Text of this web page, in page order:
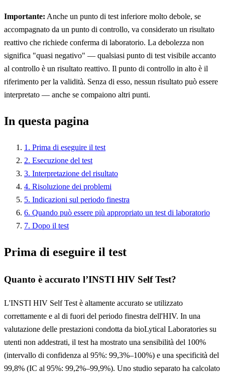
Importante: Anche un punto di test inferiore molto debole, se
accompagnato da un punto di controllo, va considerato un risultato
reattivo che richiede conferma di laboratorio. La debolezza non
significa "quasi negativo" — qualsiasi punto di test visibile accanto
al controllo è un risultato reattivo. Il punto di controllo in alto è il
riferimento per la validità. Senza di esso, nessun risultato può essere
interpretato — anche se compaiono altri punti.
In questa pagina
1. Prima di eseguire il test
2. Esecuzione del test
3. Interpretazione del risultato
4. Risoluzione dei problemi
5. Indicazioni sul periodo finestra
6. Quando può essere più appropriato un test di laboratorio
7. Dopo il test
Prima di eseguire il test
Quanto è accurato l’INSTI HIV Self Test?
L'INSTI HIV Self Test è altamente accurato se utilizzato
correttamente e al di fuori del periodo finestra dell'HIV. In una
valutazione delle prestazioni condotta da bioLytical Laboratories su
utenti non addestrati, il test ha mostrato una sensibilità del 100%
(intervallo di confidenza al 95%: 99,3%–100%) e una specificità del
99,8% (IC al 95%: 99,2%–99,9%). Uno studio separato ha calcolato